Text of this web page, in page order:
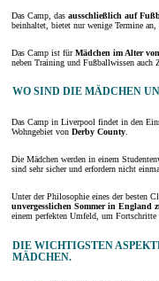
Das Camp, das ausschließlich auf
beinhaltet, bietet nur wenige Termine
Das Camp ist fürMädchen im Alter
neben Training und Fußballwissen
WO SIND DIE MÄDCHEN
Das Camp in Liverpool findet in den
Wohngebiet von Derby County
Die Mädchen werden in einem
sind sehr sicher und erfordern nicht
Unter der Philosophie eines der besten
unvergesslichen Sommer in England
einem perfekten Umfeld, um Fortschritte
DIE WICHTIGSTEN
MÄDCHEN.